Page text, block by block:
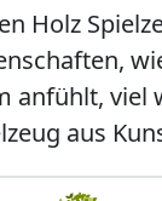
Holz
anfühlt, viel
aus